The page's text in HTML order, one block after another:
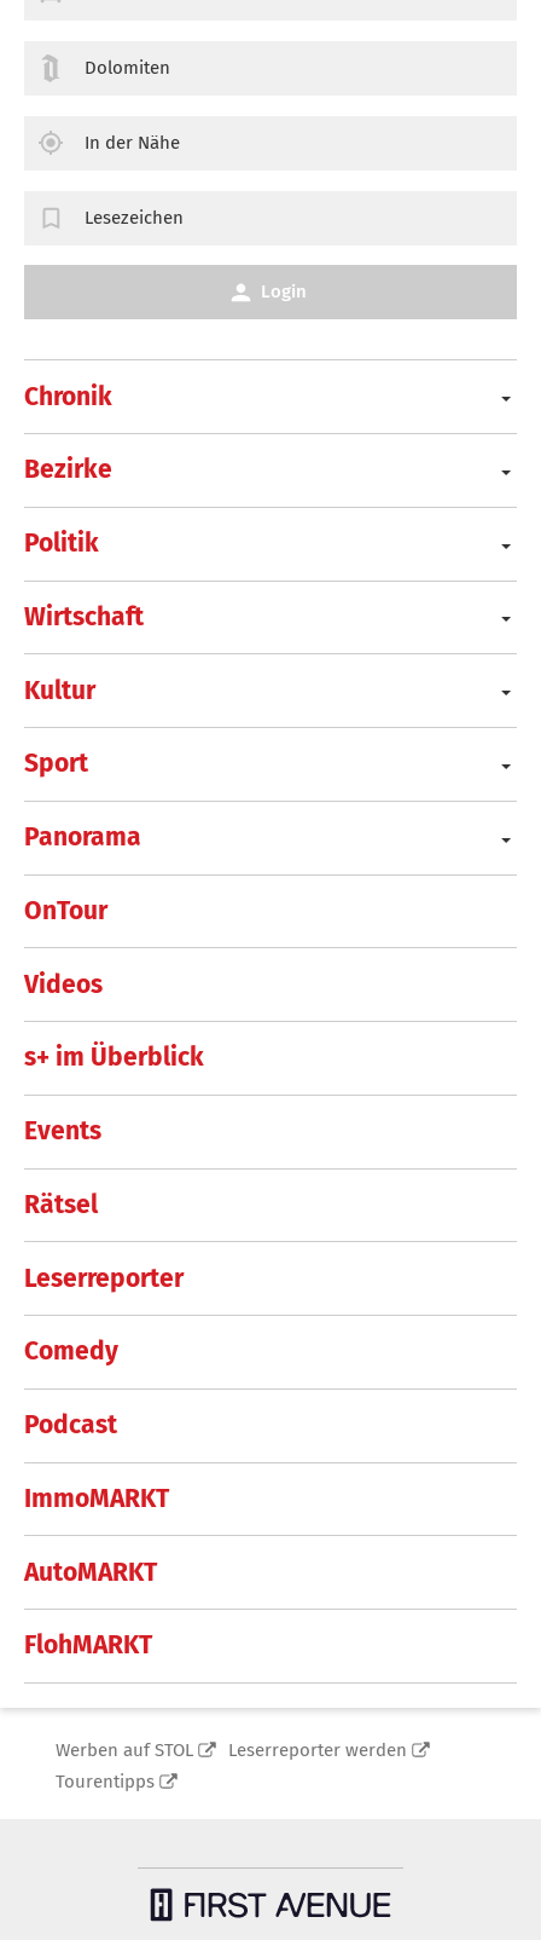
Chronik
Bezirke
Politik
Wirtschaft
Kultur
Sport
Panorama
OnTour
Videos
s+ im Überblick
Events
Rätsel
Leserreporter
Comedy
Podcast
ImmoMARKT
AutoMARKT
FlohMARKT
Dolomiten
In der Nähe
Lesezeichen
Login
Werben auf STOL
Leserreporter werden
Tourentipps